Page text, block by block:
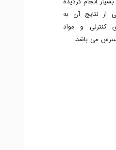
از نتایج آن به
کنترلی و مواد
می باشد.